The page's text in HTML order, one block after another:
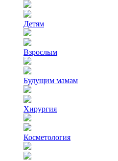
Детям
Взрослым
Будущим мамам
Хирургия
Косметология